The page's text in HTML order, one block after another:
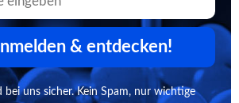
& entdecken!
bei uns sicher. Kein Spam, nur wichtige